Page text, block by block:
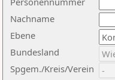
Nachname
Ebene
Bundesland
Spgem./Kreis/Verein